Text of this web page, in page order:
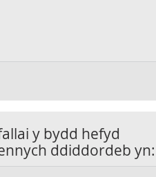
y bydd hefyd
ddiddordeb yn: